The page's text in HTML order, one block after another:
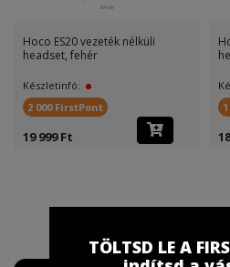
Hoco ES20 vezeték nélküli
headset, fehér
Készletinfó:
2 000 FirstPont
19 999 Ft
TÖLTSD LE A